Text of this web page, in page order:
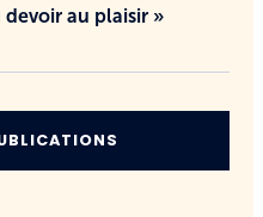
devoir au plaisir »